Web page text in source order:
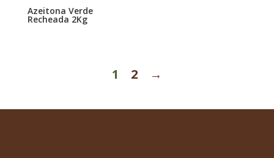
Azeitona Verde
Recheada 2Kg
1 2 →